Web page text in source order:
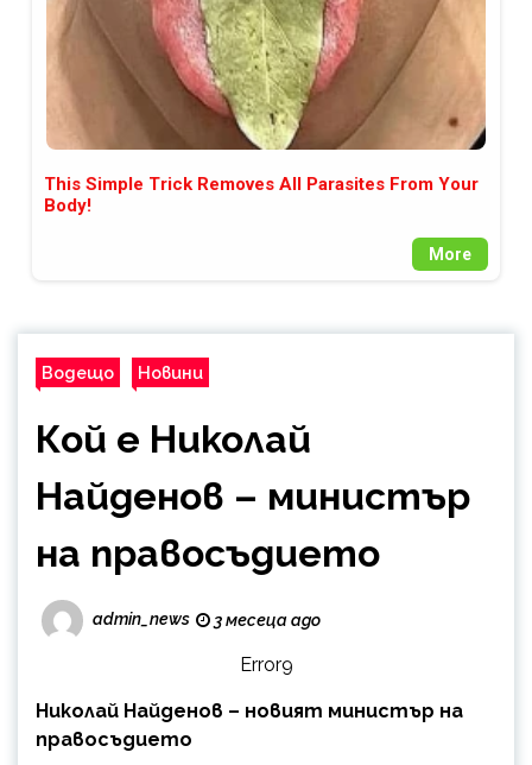
This Simple Trick Removes All Parasites From Your
Body!
More
Водещо Новини
Кой е Николай
Найденов – министър
на правосъдието
admin_news 3 месеца ago
Error9
Николай Найденов – новият министър на
правосъдието